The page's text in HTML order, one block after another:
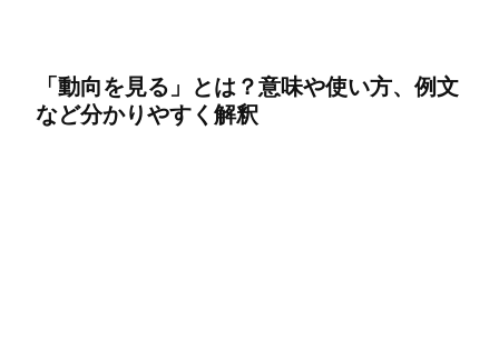
「動向を見る」とは？意味や使い方、例文
など分かりやすく解釈